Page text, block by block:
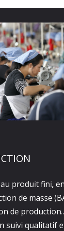
au produit fini,
de masse
de
suivi qualitatif